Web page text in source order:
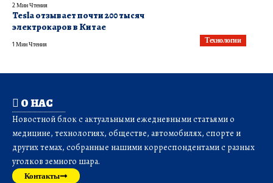
2 Мин Чтения
Технологии
Tesla отзывает почти 200 тысяч
электрокаров в Китае
1 Мин Чтения
О НАС
Новостной блок с актуальными ежедневными статьями о
медицине, технологиях, обществе, автомобилях, спорте и
других темах, собранные нашими корреспондентами с разных
уголков земного шара.
Контакты